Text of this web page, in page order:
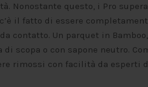
Nonostante questo, i Pro
il fatto di essere
contatto. Un parquet in
scopa o con sapone neutro.
rimossi con facilità da esperti